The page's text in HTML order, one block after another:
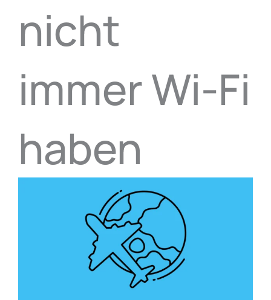
nicht
immer Wi-Fi
haben